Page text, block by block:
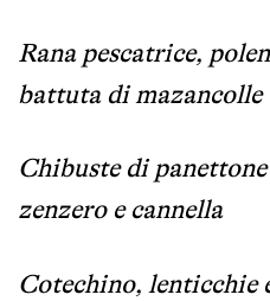
Rana pescatrice,
battuta di mazancolle
Chibuste di
zenzero e cannella
Cotechino, lenticchie